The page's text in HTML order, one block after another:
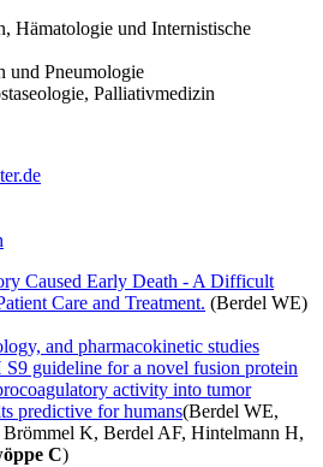
Hämatologie und Internistische
und Pneumologie
Palliativmedizin
Caused Early Death - A Difficult
Care and Treatment. (Berdel WE)
and pharmacokinetic studies
guideline for a novel fusion protein
activity into tumor
predictive for humans(Berdel WE,
K, Berdel AF, Hintelmann H,
C)